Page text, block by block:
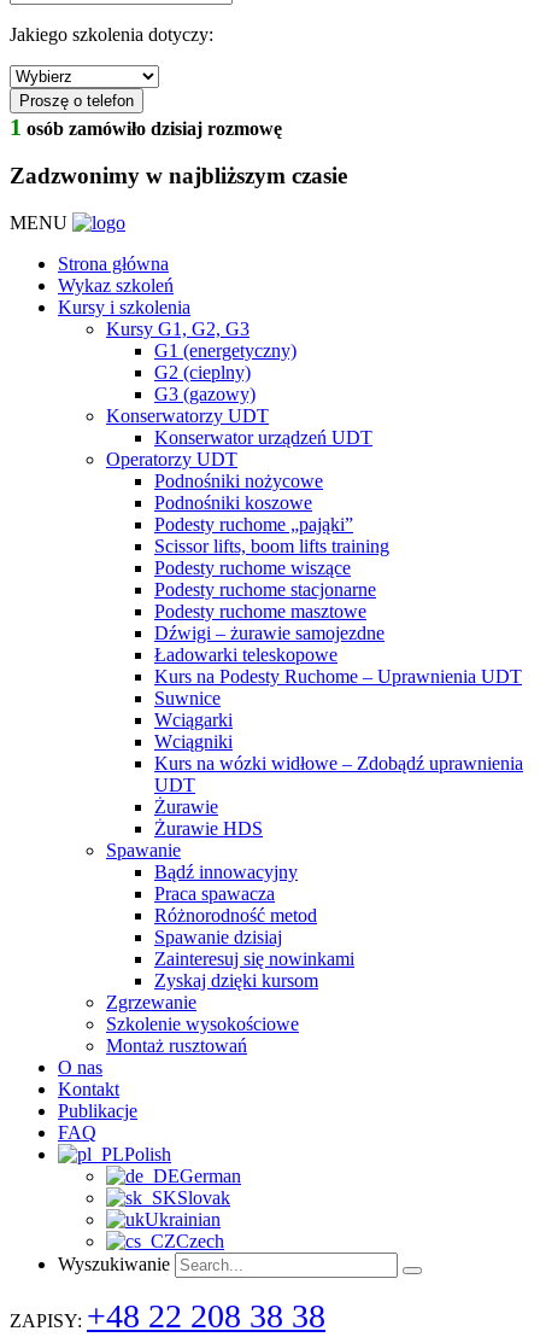
Jakiego szkolenia dotyczy:
1 osób zamówiło dzisiaj rozmowę
Zadzwonimy w najbliższym czasie
MENU
Strona główna
Wykaz szkoleń
Kursy i szkolenia
Kursy G1, G2, G3
G1 (energetyczny)
G2 (cieplny)
G3 (gazowy)
Konserwatorzy UDT
Konserwator urządzeń UDT
Operatorzy UDT
Podnośniki nożycowe
Podnośniki koszowe
Podesty ruchome „pająki”
Scissor lifts, boom lifts training
Podesty ruchome wiszące
Podesty ruchome stacjonarne
Podesty ruchome masztowe
Dźwigi – żurawie samojezdne
Ładowarki teleskopowe
Kurs na Podesty Ruchome – Uprawnienia UDT
Suwnice
Wciągarki
Wciągniki
Kurs na wózki widłowe – Zdobądź uprawnienia
UDT
Żurawie
Żurawie HDS
Spawanie
Bądź innowacyjny
Praca spawacza
Różnorodność metod
Spawanie dzisiaj
Zainteresuj się nowinkami
Zyskaj dzięki kursom
Zgrzewanie
Szkolenie wysokościowe
Montaż rusztowań
O nas
Kontakt
Publikacje
FAQ
Polish
German
Slovak
Ukrainian
Czech
Wyszukiwanie
ZAPISY: +48 22 208 38 38